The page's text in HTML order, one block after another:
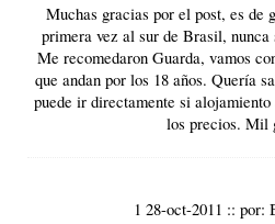
Muchas gracias por el post, es de
primera vez al sur de Brasil,
Me recomedaron Guarda, vamos
que andan por los 18 años. Quería
puede ir directamente si
los precios. Mil
1 28-oct-2011 ::por: